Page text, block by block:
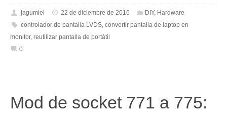
jagumiel 22 de diciembre de 2016 DIY, Hardware
controlador de pantalla LVDS, convertir pantalla de laptop en
monitor, reutilizar pantalla de portátil
0
Mod de socket 771 a 775: